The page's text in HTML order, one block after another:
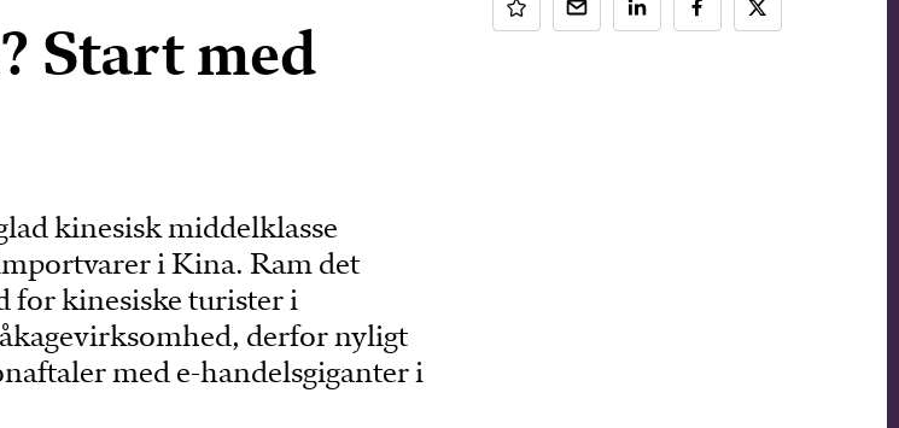
Start med
kinesisk middelklasse
i Kina. Ram det
for kinesiske turister i
der for nyligt
med e-handelsgiganter i